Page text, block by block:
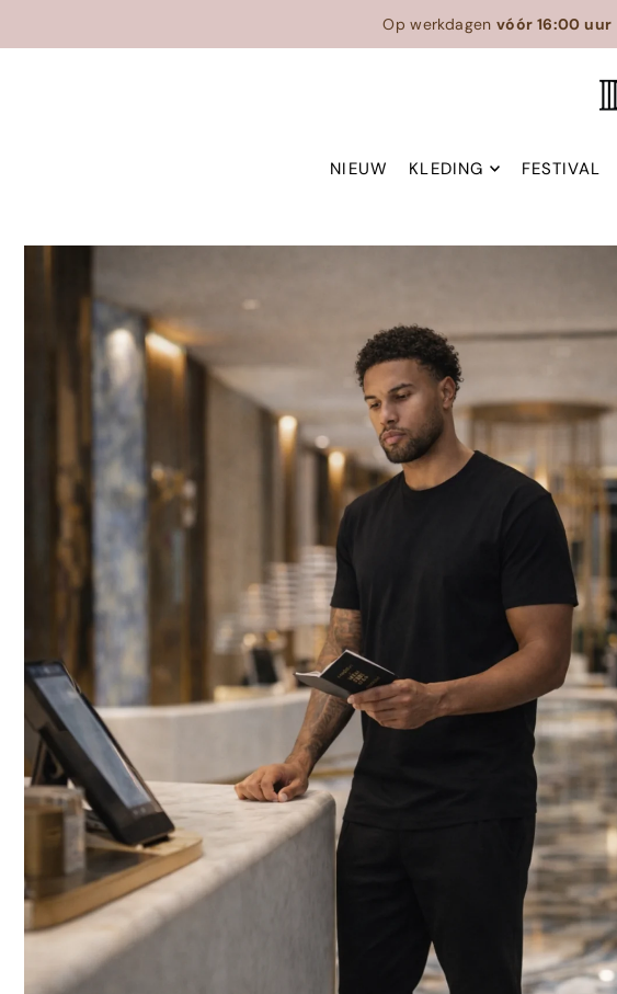
Translation missing: en.accessibility.skip_to_textOp werkdagenvóór 16:00 uur
NIEUW KLEDING FESTIVAL